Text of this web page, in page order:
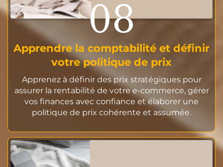
08
Apprendre la comptabilité et définir
votre politique de prix
Apprenez à définir des prix stratégiques pour
assurer la rentabilité de votre e-commerce, gérer
vos finances avec confiance et élaborer une
politique de prix cohérente et assumée.